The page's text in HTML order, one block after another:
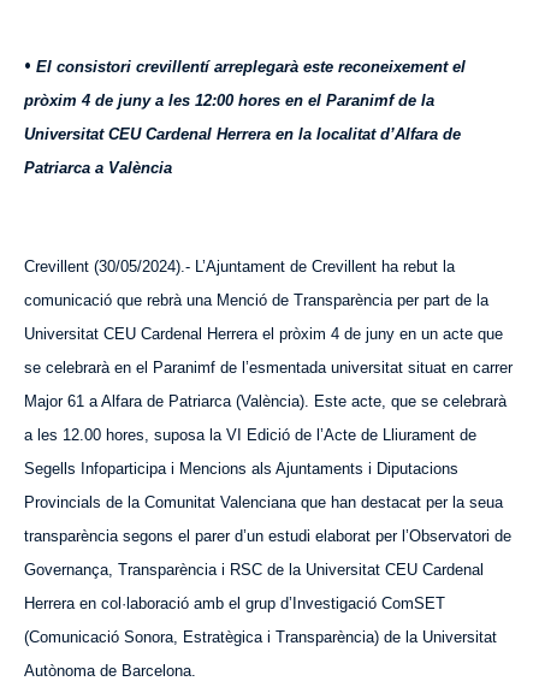
• El consistori crevillentí arreplegarà este reconeixement el
pròxim 4 de juny a les 12:00 hores en el Paranimf de la
Universitat CEU Cardenal Herrera en la localitat d’Alfara de
Patriarca a València
Crevillent (30/05/2024).- L’Ajuntament de Crevillent ha rebut la
comunicació que rebrà una Menció de Transparència per part de la
Universitat CEU Cardenal Herrera el pròxim 4 de juny en un acte que
se celebrarà en el Paranimf de l’esmentada universitat situat en carrer
Major 61 a Alfara de Patriarca (València). Este acte, que se celebrarà
a les 12.00 hores, suposa la VI Edició de l’Acte de Lliurament de
Segells Infoparticipa i Mencions als Ajuntaments i Diputacions
Provincials de la Comunitat Valenciana que han destacat per la seua
transparència segons el parer d’un estudi elaborat per l’Observatori de
Governança, Transparència i RSC de la Universitat CEU Cardenal
Herrera en col·laboració amb el grup d’Investigació ComSET
(Comunicació Sonora, Estratègica i Transparència) de la Universitat
Autònoma de Barcelona.